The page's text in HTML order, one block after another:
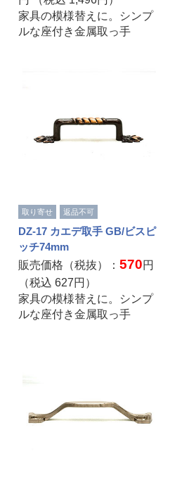
家具の模様替えに。シンプ
ルな座付き金属取っ手
取り寄せ 返品不可
DZ-17 カエデ取手 GB/ビスピ
ッチ74mm
販売価格（税抜）：570円
（税込627円）
家具の模様替えに。シンプ
ルな座付き金属取っ手